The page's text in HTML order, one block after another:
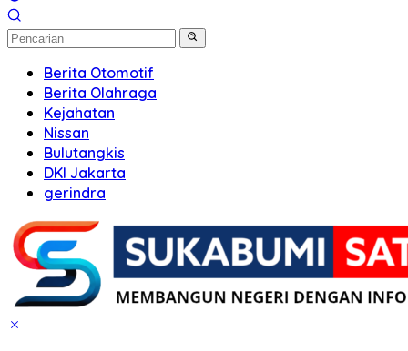
Berita Otomotif
Berita Olahraga
Kejahatan
Nissan
Bulutangkis
DKI Jakarta
gerindra